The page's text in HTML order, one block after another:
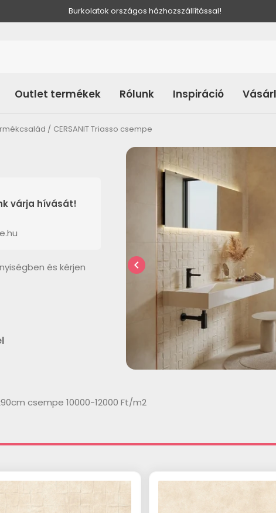
Burkolatok országos házhozszállítással!
Outlet termékek Rólunk Inspiráció
CERSANIT Triasso csempe
várja hívását!
és kérjen
chevron_left
csempe 10000-12000 Ft/m2